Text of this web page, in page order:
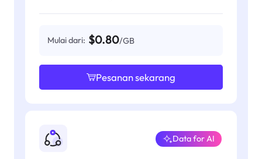
Mulai dari: $0.80/GB
Pesanan sekarang
Data for AI